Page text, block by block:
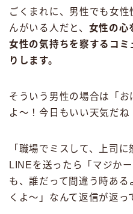
ごくまれに、男性でも女
んがいる人だと、 女性の心
女性の気持ちを察するコ
りします。
そういう男性の場合は「
よ〜！今日もいい天気だね
「職場でミスして、上司
LINEを送ったら「マジか
も、誰だって間違う時あ
くよ〜」なんて返信が返っ